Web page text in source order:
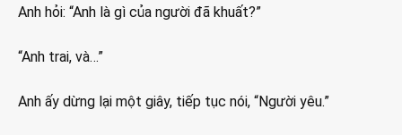
Anh hỏi: “Anh là gì của người đã khuất?”
“Anh trai, và…”
Anh ấy dừng lại một giây, tiếp tục nói, “Người yêu.”